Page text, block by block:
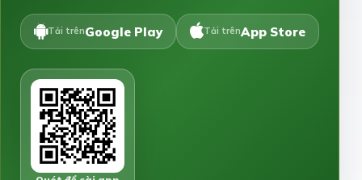
Tải trênGoogle Play Tải trênApp Store